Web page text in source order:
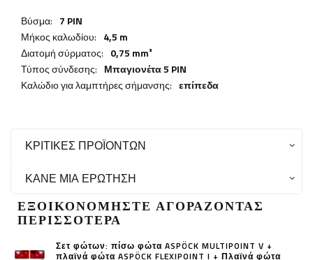
Βύσμα: 7 PIN
Μήκος καλωδίου: 4,5 m
Διατομή σύρματος: 0,75 mm²
Τύπος σύνδεσης: Μπαγιονέτα 5 PIN
Καλώδιο για λαμπτήρες σήμανσης: επίπεδα
ΚΡΙΤΙΚΈΣ ΠΡΟΪΌΝΤΩΝ
ΚΆΝΕ ΜΙΑ ΕΡΏΤΗΣΗ
ΕΞΟΙΚΟΝΟΜΉΣΤΕ ΑΓΟΡΆΖΟΝΤΑΣ
ΠΕΡΙΣΣΌΤΕΡΑ
Σετ φώτων: πίσω φώτα ASPÖCK MULTIPOINT V +
πλαϊνά φώτα ASPÖCK FLEXIPOINT I + Πλαϊνά φώτα